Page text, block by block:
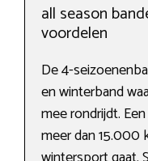
all season
voordelen
De 4-
en winterband
mee rondrijdt.
meer dan 15.000